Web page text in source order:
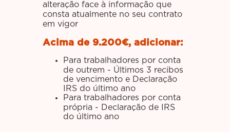
alteração face à informação que
consta atualmente no seu contrato
em vigor
Acima de 9.200€, adicionar:
Para trabalhadores por conta
de outrem - Últimos 3 recibos
de vencimento e Declaração
IRS do último ano
Para trabalhadores por conta
própria - Declaração de IRS
do último ano